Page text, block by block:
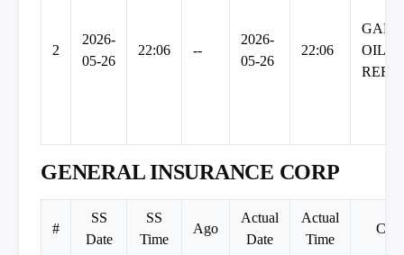
2
2026-
05-26
22:06 --
2026-
05-26
22:06
OIL
GENERAL INSURANCE CORP
#
SS
Date
SS
Time
Ago
Actual
Date
Actual
Time